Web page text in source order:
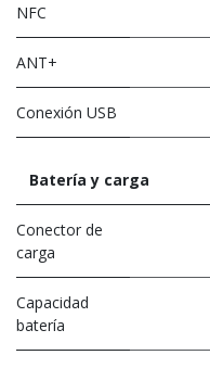
NFC
ANT+
Conexión USB
Batería y carga
Conector de
carga
Capacidad
batería